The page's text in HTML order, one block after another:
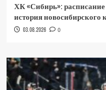
ХК «Сибирь»:
история новосибирского
03.08.2026 0